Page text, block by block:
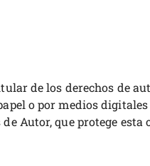
de los derechos de
o por medios
Autor, que protege esta